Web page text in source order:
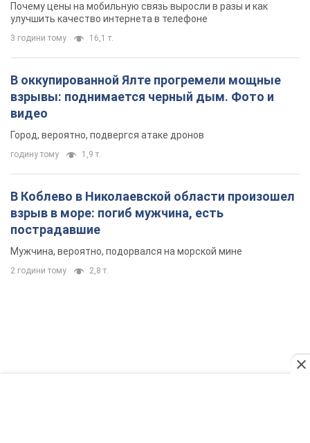
годину тому 1,9 т.
В Коблево в Николаевской области произошел
взрыв в море: погиб мужчина, есть
пострадавшие
Мужчина, вероятно, подорвался на морской мине
2 години тому 2,8 т.